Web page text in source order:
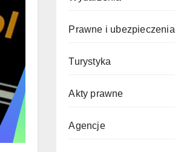
Prawne i ubezpieczenia
Turystyka
Akty prawne
Agencje